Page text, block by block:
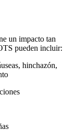
un impacto tan
pueden incluir:
hinchazón,